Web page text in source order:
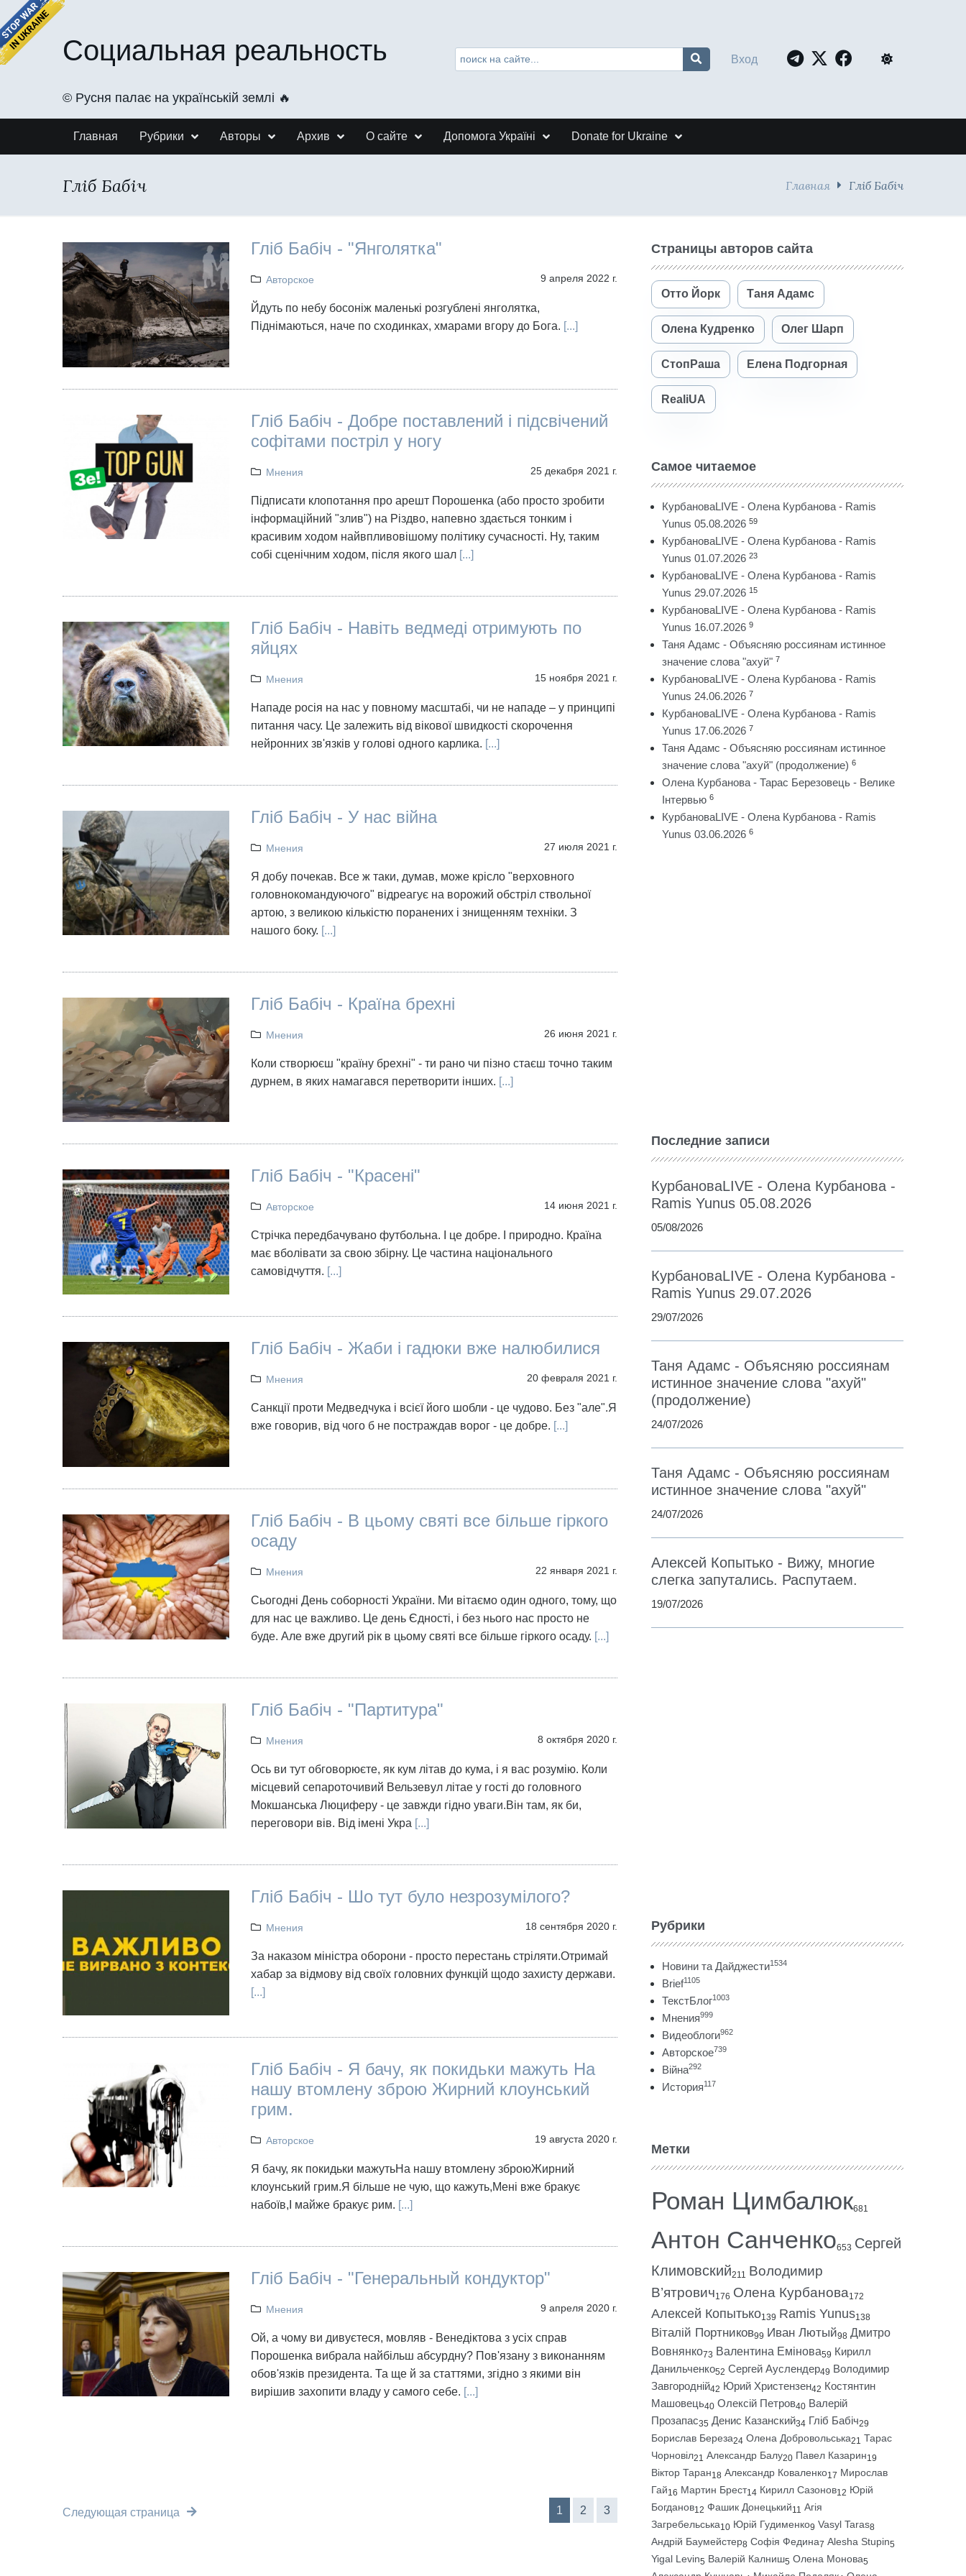
Социальная реальность
©️ Русня палає на українській землі 🔥
Вход
Главная Рубрики Авторы Архив О сайте Допомога Україні Donate for Ukraine
Гліб Бабіч Главная Гліб Бабіч
Гліб Бабіч - "Янголятка"
Авторское 9 апреля 2022 г.
Йдуть по небу босоніж маленькі розгублені янголятка,
Піднімаються, наче по сходинках, хмарами вгору до Бога. [...]
Гліб Бабіч - Добре поставлений і підсвічений
софітами постріл у ногу
Мнения 25 декабря 2021 г.
Підписати клопотання про арешт Порошенка (або просто зробити
інформаційний "злив") на Різдво, напевно здається тонким і
красивим ходом найвпливовішому політику сучасності. Ну, таким
собі сценічним ходом, після якого шал [...]
Гліб Бабіч - Навіть ведмеді отримують по
яйцях
Мнения 15 ноября 2021 г.
Нападе росія на нас у повному масштабі, чи не нападе – у принципі
питання часу. Це залежить від вікової швидкості скорочення
нейронних зв'язків у голові одного карлика. [...]
Гліб Бабіч - У нас війна
Мнения 27 июля 2021 г.
Я добу почекав. Все ж таки, думав, може крісло "верховного
головнокомандуючого" відреагує на ворожий обстріл ствольної
артою, з великою кількістю поранених і знищенням техніки. З
нашого боку. [...]
Гліб Бабіч - Країна брехні
Мнения 26 июня 2021 г.
Коли створюєш "країну брехні" - ти рано чи пізно стаєш точно таким
дурнем, в яких намагався перетворити інших. [...]
Гліб Бабіч - "Красені"
Авторское 14 июня 2021 г.
Стрічка передбачувано футбольна. І це добре. І природно. Країна
має вболівати за свою збірну. Це частина національного
самовідчуття. [...]
Гліб Бабіч - Жаби і гадюки вже налюбилися
Мнения 20 февраля 2021 г.
Санкції проти Медведчука і всієї його шобли - це чудово. Без "але".Я
вже говорив, від чого б не постраждав ворог - це добре. [...]
Гліб Бабіч - В цьому святі все більше гіркого
осаду
Мнения 22 января 2021 г.
Сьогодні День соборності України. Ми вітаємо один одного, тому, що
для нас це важливо. Це день Єдності, і без нього нас просто не
буде. Але вже другий рік в цьому святі все більше гіркого осаду. [...]
Гліб Бабіч - "Партитура"
Мнения 8 октября 2020 г.
Ось ви тут обговорюєте, як кум літав до кума, і я вас розумію. Коли
місцевий сепароточивий Вельзевул літае у гості до головного
Мокшанська Люциферу - це завжди гідно уваги.Він там, як би,
переговори вів. Від імені Укра [...]
Гліб Бабіч - Шо тут було незрозумілого?
Мнения 18 сентября 2020 г.
За наказом міністра оборони - просто перестань стріляти.Отримай
хабар за відмову від своїх головних функцій щодо захисту держави.
[...]
Гліб Бабіч - Я бачу, як покидьки мажуть На
нашу втомлену зброю Жирний клоунський
грим.
Авторское 19 августа 2020 г.
Я бачу, як покидьки мажутьНа нашу втомлену зброюЖирний
клоунський грим.Я більше не чую, що кажуть,Мені вже бракує
набоїв,І майже бракує рим. [...]
Гліб Бабіч - "Генеральный кондуктор"
Мнения 9 апреля 2020 г.
Ой, а чому ви дивуєтеся, мовляв - Венедіктова з усіх справ
Порошенка вибрала найбільш абсурдну? Пов'язану з виконанням
обов'язків президента. Та ще й за статтями, згідно з якими він
вирішив захопити владу у самого себе. [...]
Следующая страница 1 2 3
Страницы авторов сайта
Отто Йорк Таня Адамс
Олена Кудренко Олег Шарп
СтопРаша Елена Подгорная
RealiUA
Самое читаемое
КурбановаLIVE - Олена Курбанова - Ramis
Yunus 05.08.2026 59
КурбановаLIVE - Олена Курбанова - Ramis
Yunus 01.07.2026 23
КурбановаLIVE - Олена Курбанова - Ramis
Yunus 29.07.2026 15
КурбановаLIVE - Олена Курбанова - Ramis
Yunus 16.07.2026 9
Таня Адамс - Объясняю россиянам истинное
значение слова "ахуй" 7
КурбановаLIVE - Олена Курбанова - Ramis
Yunus 24.06.2026 7
КурбановаLIVE - Олена Курбанова - Ramis
Yunus 17.06.2026 7
Таня Адамс - Объясняю россиянам истинное
значение слова "ахуй" (продолжение) 6
Олена Курбанова - Тарас Березовець - Велике
Інтервью 6
КурбановаLIVE - Олена Курбанова - Ramis
Yunus 03.06.2026 6
Последние записи
КурбановаLIVE - Олена Курбанова -
Ramis Yunus 05.08.2026
05/08/2026
КурбановаLIVE - Олена Курбанова -
Ramis Yunus 29.07.2026
29/07/2026
Таня Адамс - Объясняю россиянам
истинное значение слова "ахуй"
(продолжение)
24/07/2026
Таня Адамс - Объясняю россиянам
истинное значение слова "ахуй"
24/07/2026
Алексей Копытько - Вижу, многие
слегка запутались. Распутаем.
19/07/2026
Рубрики
Новини та Дайджести1534
Brief1105
ТекстБлог1003
Мнения999
Видеоблоги962
Авторское739
Війна292
История117
Метки
Роман Цимбалюк681
Антон Санченко653 Сергей
Климовский211 Володимир
В’ятрович176 Олена Курбанова172
Алексей Копытько139 Ramis Yunus138
Віталій Портников99 Иван Лютый98 Дмитро
Вовнянко73 Валентина Емінова59 Кирилл
Данильченко52 Сергей Ауслендер49 Володимир
Завгородній42 Юрий Христензен42 Костянтин
Машовець40 Олексій Петров40 Валерій
Прозапас35 Денис Казанский34 Гліб Бабіч29
Борислав Береза24 Олена Добровольська21 Тарас
Чорновіл21 Александр Балу20 Павел Казарин19
Віктор Таран18 Александр Коваленко17 Мирослав
Гай16 Мартин Брест14 Кирилл Сазонов12 Юрій
Богданов12 Фашик Донецький11 Агія
Загребельська10 Юрій Гудименко9 Vasyl Taras8
Андрій Баумейстер8 Софія Федина7 Alesha Stupin5
Yigal Levin5 Валерій Калниш5 Олена Монова5